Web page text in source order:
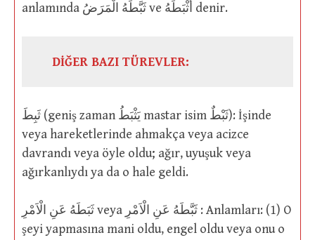
anlamında ثَبَّطَهُ الْمَرَضُ ve أَثْبَطَهُ denir.
DİĞER BAZI TÜREVLER:
ثَبِطَ (geniş zaman يَثْبَطُ mastar isim ثَبْطٌ): İşinde
veya hareketlerinde ahmakça veya acizce
davrandı veya öyle oldu; ağır, uyuşuk veya
ağırkanlıydı ya da o hale geldi.
ثَبَطَهُ عَنِ الْاَمْرِ veya ثَبَّطَهُ عَنِ الْاَمْرِ : Anlamları: (1) O
şeyi yapmasına mani oldu, engel oldu veya onu o